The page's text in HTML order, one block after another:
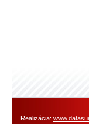
Realizácia: